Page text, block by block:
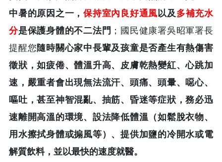
中暑的原因之一，保持室內良好通風以及多補充水
分是保護身體的不二法門 ；國民健康署吳昭軍署長
提醒您隨時關心家中長輩及孩童是否產生有熱傷害
徵狀，如疲倦、體溫升高、皮膚乾熱變紅、心跳加
速，嚴重者會出現無法流汗、頭痛、頭暈、噁心、
嘔吐，甚至神智混亂、抽筋、昏迷等症狀，務必迅
速離開高溫的環境、設法降低體溫（如鬆脫衣物、
用水擦拭身體或搧風等）、提供加鹽的冷開水或電
解質飲料，並以最快的速度就醫。